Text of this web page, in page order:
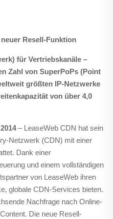
Resell-Funktion
für Vertriebskanäle –
Zahl von SuperPoPs (Point
größten IP-Netzwerke
von über 4,0
– LeaseWeb CDN hat sein
Netzwerk (CDN) mit einer
Dank einer
und einem vollständigen
von LeaseWeb ihren
globale CDN-Services bieten.
Nachfrage nach Online-
Die neue Resell-